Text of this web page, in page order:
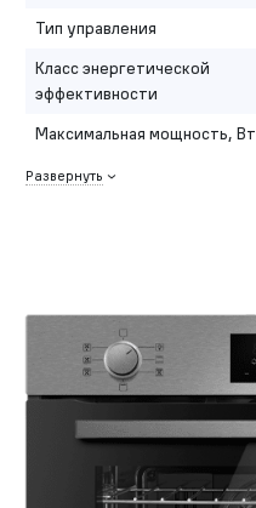
Тип управления
Класс энергетической
эффективности
Максимальная мощность, Вт
Развернуть